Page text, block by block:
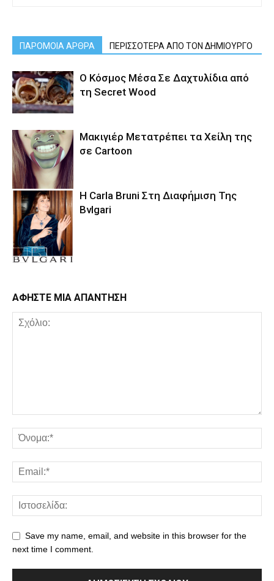
ΠΑΡΟΜΟΙΑ ΑΡΘΡΑ ΠΕΡΙΣΣΟΤΕΡΑ ΑΠΟ ΤΟΝ ΔΗΜΙΟΥΡΓΟ
Ο Κόσμος Μέσα Σε Δαχτυλίδια από
τη Secret Wood
Μακιγιέρ Μετατρέπει τα Χείλη της
σε Cartoon
Η Carla Bruni Στη Διαφήμιση Της
Bvlgari
ΑΦΗΣΤΕ ΜΙΑ ΑΠΑΝΤΗΣΗ
Save my name, email, and website in this browser for the
next time I comment.